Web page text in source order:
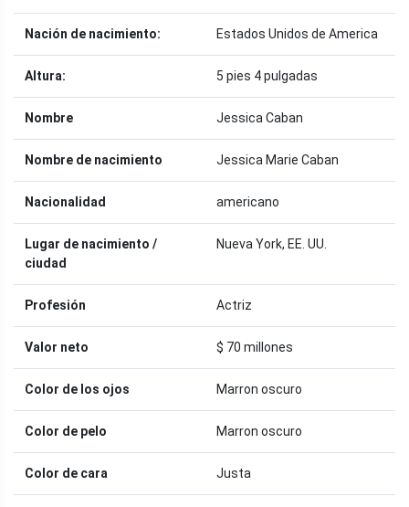
Nación de nacimiento: Estados Unidos de America
Altura: 5 pies 4 pulgadas
Nombre Jessica Caban
Nombre de nacimiento Jessica Marie Caban
Nacionalidad americano
Lugar de nacimiento /
ciudad
Nueva York, EE. UU.
Profesión Actriz
Valor neto $ 70 millones
Color de los ojos Marron oscuro
Color de pelo Marron oscuro
Color de cara Justa